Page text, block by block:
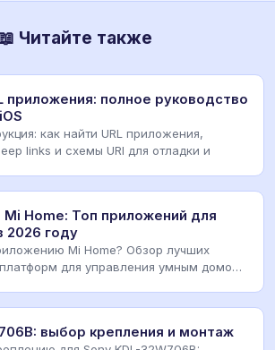
Читайте также
приложения: полное руководство
как найти URL приложения,
links и схемы URI для отладки и
Mi Home: Топ приложений для
2026 году
Mi Home? Обзор лучших
для управления умным домом,
выбор крепления и монтаж